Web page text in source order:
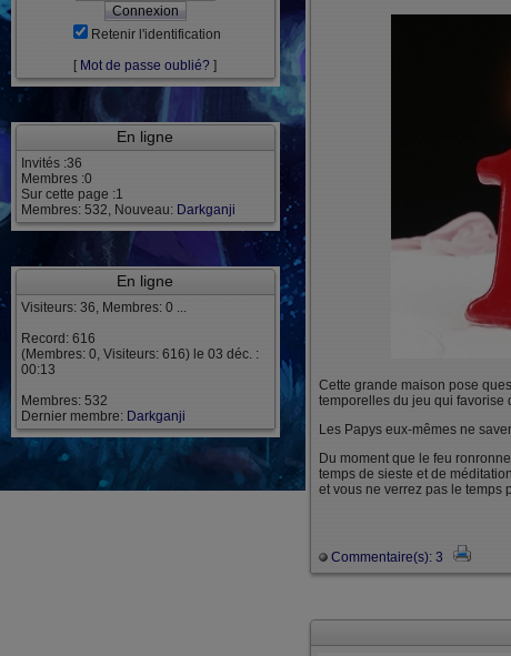
Retenir l'identification
[ Mot de passe oublié? ]
En ligne
Invités :36
Membres :0
Sur cette page :1
Membres: 532, Nouveau: Darkganji
En ligne
Visiteurs: 36, Membres: 0 ...
Record: 616
(Membres: 0, Visiteurs: 616) le 03 déc. :
00:13
Membres: 532
Dernier membre: Darkganji
Cette grande maison pose
temporelles du jeu qui favorise
Les Papys eux-mêmes ne
Du moment que le feu
temps de sieste et de
et vous ne verrez pas le temps
Commentaire(s): 3